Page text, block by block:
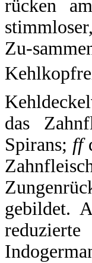
rücken
Zu-
das
Spirans; ff
gebildet.